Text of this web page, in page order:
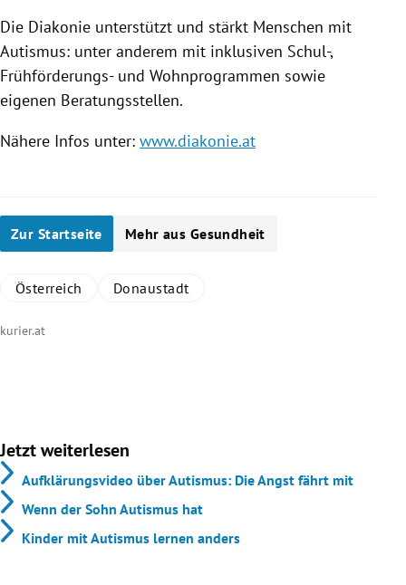
Die Diakonie unterstützt und stärkt Menschen mit
Autismus: unter anderem mit inklusiven Schul-,
Frühförderungs- und Wohnprogrammen sowie
eigenen Beratungsstellen.
Nähere Infos unter: www.diakonie.at
Zur Startseite Mehr aus Gesundheit
Österreich Donaustadt
kurier.at
Jetzt weiterlesen
Aufklärungsvideo über Autismus: Die Angst fährt mit
Wenn der Sohn Autismus hat
Kinder mit Autismus lernen anders